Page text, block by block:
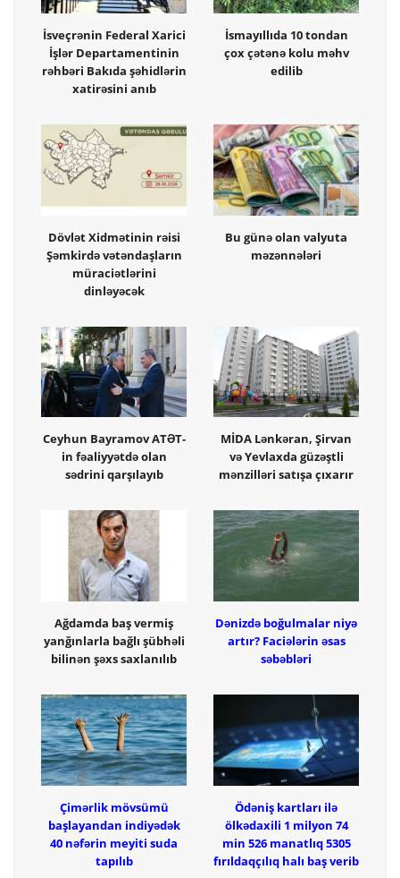
İsveçrənin Federal Xarici
İşlər Departamentinin
rəhbəri Bakıda şəhidlərin
xatirəsini anıb
İsmayıllıda 10 tondan
çox çətənə kolu məhv
edilib
Dövlət Xidmətinin rəisi
Şəmkirdə vətəndaşların
müraciətlərini
dinləyəcək
Bu günə olan valyuta
məzənnələri
Ceyhun Bayramov ATƏT-
in fəaliyyətdə olan
sədrini qarşılayıb
MİDA Lənkəran, Şirvan
və Yevlaxda güzəştli
mənzilləri satışa çıxarır
Ağdamda baş vermiş
yanğınlarla bağlı şübhəli
bilinən şəxs saxlanılıb
Dənizdə boğulmalar niyə
artır? Faciələrin əsas
səbəbləri
Çimərlik mövsümü
başlayandan indiyədək
40 nəfərin meyiti suda
tapılıb
Ödəniş kartları ilə
ölkədaxili 1 milyon 74
min 526 manatlıq 5305
fırıldaqçılıq halı baş verib